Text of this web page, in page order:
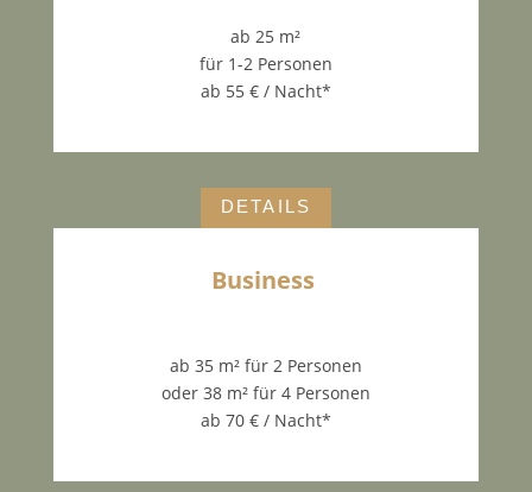
ab 25 m²
für 1-2 Personen
ab 55 € / Nacht*
DETAILS
Business
ab 35 m² für 2 Personen
oder 38 m² für 4 Personen
ab 70 € / Nacht*